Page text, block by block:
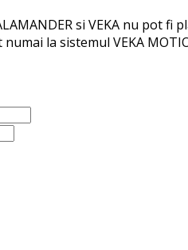
si VEKA nu pot
la sistemul VEKA